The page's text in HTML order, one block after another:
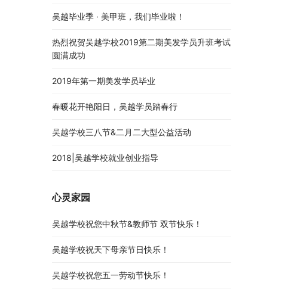
吴越毕业季 · 美甲班，我们毕业啦！
热烈祝贺吴越学校2019第二期美发学员升班考试
圆满成功
2019年第一期美发学员毕业
春暖花开艳阳日，吴越学员踏春行
吴越学校三八节&二月二大型公益活动
2018|吴越学校就业创业指导
心灵家园
吴越学校祝您中秋节&教师节 双节快乐！
吴越学校祝天下母亲节日快乐！
吴越学校祝您五一劳动节快乐！